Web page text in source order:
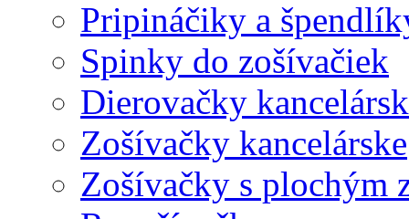
Pripináčiky a
Spinky do zošívačiek
Dierovačky
Zošívačky kancelárske
Zošívačky s plochým